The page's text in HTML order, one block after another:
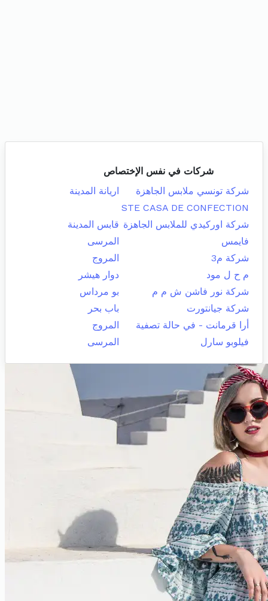
شركات في نفس الإختصاص
شركة تونسي ملابس الجاهزة
اريانة المدينة
STE CASA DE CONFECTION
شركة اوركيدي للملابس الجاهزة قابس المدينة
فايمس
المرسى
شركة م3
المروج
م ح ل مود
دوار هيشر
شركة نور فاشن ش م م
بو مرداس
شركة جيانتورت
باب بحر
أرا قرمانت - في حالة تصفية
المروج
فيلوبو سارل
المرسى